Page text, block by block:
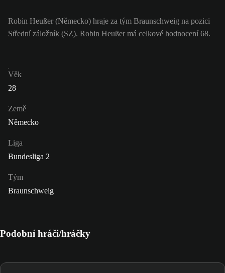
Robin Heußer (Německo) hraje za tým Braunschweig na pozici
Střední záložník (SZ). Robin Heußer má celkové hodnocení 68.
Věk
28
Země
Německo
Liga
Bundesliga 2
Tým
Braunschweig
Podobní hráči/hráčky